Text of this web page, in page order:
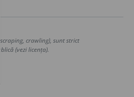
crawling), sunt strict
(vezi licența).